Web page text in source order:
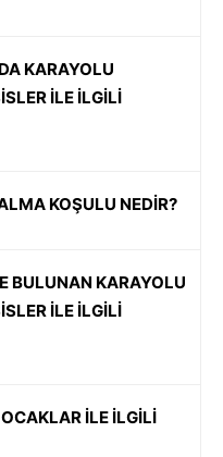
KARAYOLU
İLE İLGİLİ
KOŞULU NEDİR?
BULUNAN KARAYOLU
İLE İLGİLİ
İLE İLGİLİ